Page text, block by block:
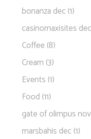
bonanza dec (1)
casinomaxisites dec
Coffee (8)
Cream (3)
Events (1)
Food (11)
gate of olimpus nov
marsbahis dec (1)